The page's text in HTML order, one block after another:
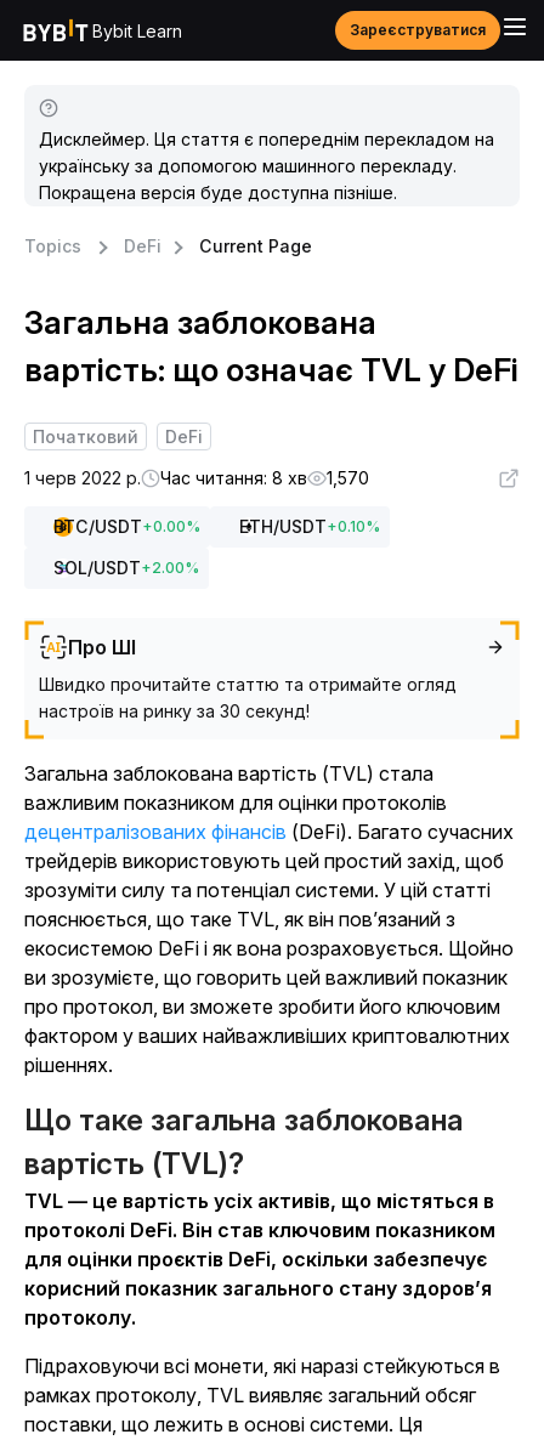
Bybit Learn Зареєструватися
Дисклеймер. Ця стаття є попереднім перекладом на
українську за допомогою машинного перекладу.
Покращена версія буде доступна пізніше.
Topics DeFi Current Page
Загальна заблокована
вартість: що означає TVL у DeFi
Початковий
DeFi
1 черв 2022 р.
Час читання: 8 хв 1,570
BTC/USDT+0.00% ETH/USDT+0.10%
SOL/USDT+2.00%
Про ШІ
Швидко прочитайте статтю та отримайте огляд
настроїв на ринку за 30 секунд!
Загальна заблокована вартість (TVL) стала
важливим показником для оцінки протоколів
децентралізованих фінансів (DeFi). Багато сучасних
трейдерів використовують цей простий захід, щоб
зрозуміти силу та потенціал системи. У цій статті
пояснюється, що таке TVL, як він пов’язаний з
екосистемою DeFi і як вона розраховується. Щойно
ви зрозумієте, що говорить цей важливий показник
про протокол, ви зможете зробити його ключовим
фактором у ваших найважливіших криптовалютних
рішеннях.
Що таке загальна заблокована
вартість (TVL)?
TVL — це вартість усіх активів, що містяться в
протоколі DeFi. Він став ключовим показником
для оцінки проєктів DeFi, оскільки забезпечує
корисний показник загального стану здоров’я
протоколу.
Підраховуючи всі монети, які наразі стейкуються в
рамках протоколу, TVL виявляє загальний обсяг
поставки, що лежить в основі системи. Ця